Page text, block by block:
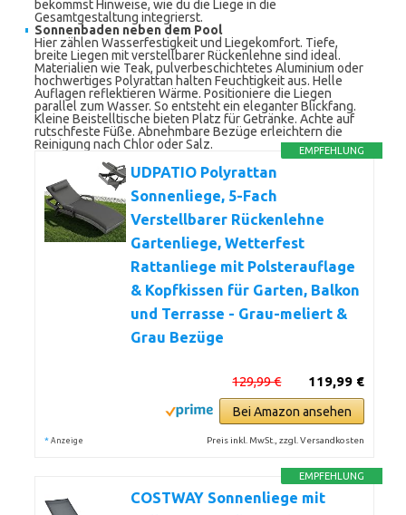
bekommst Hinweise, wie du die Liege in die
Gesamtgestaltung integrierst.
Sonnenbaden neben dem Pool
Hier zählen Wasserfestigkeit und Liegekomfort. Tiefe,
breite Liegen mit verstellbarer Rückenlehne sind ideal.
Materialien wie Teak, pulverbeschichtetes Aluminium oder
hochwertiges Polyrattan halten Feuchtigkeit aus. Helle
Auflagen reflektieren Wärme. Positioniere die Liegen
parallel zum Wasser. So entsteht ein eleganter Blickfang.
Kleine Beistelltische bieten Platz für Getränke. Achte auf
rutschfeste Füße. Abnehmbare Bezüge erleichtern die
Reinigung nach Chlor oder Salz.
EMPFEHLUNG
UDPATIO Polyrattan
Sonnenliege, 5-Fach
Verstellbarer Rückenlehne
Gartenliege, Wetterfest
Rattanliege mit Polsterauflage
& Kopfkissen für Garten, Balkon
und Terrasse - Grau-meliert &
Grau Bezüge
119,99 €
129,99 €
Bei Amazon ansehen
* Anzeige Preis inkl. MwSt., zzgl. Versandkosten
EMPFEHLUNG
COSTWAY Sonnenliege mit